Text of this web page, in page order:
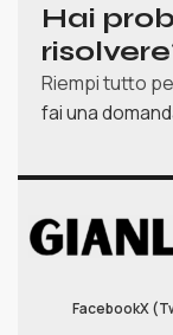
Hai
Riempi tutto
fai una
FacebookX